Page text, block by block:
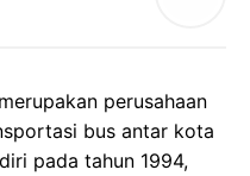
perusahaan
bus antar kota
pada tahun 1994,